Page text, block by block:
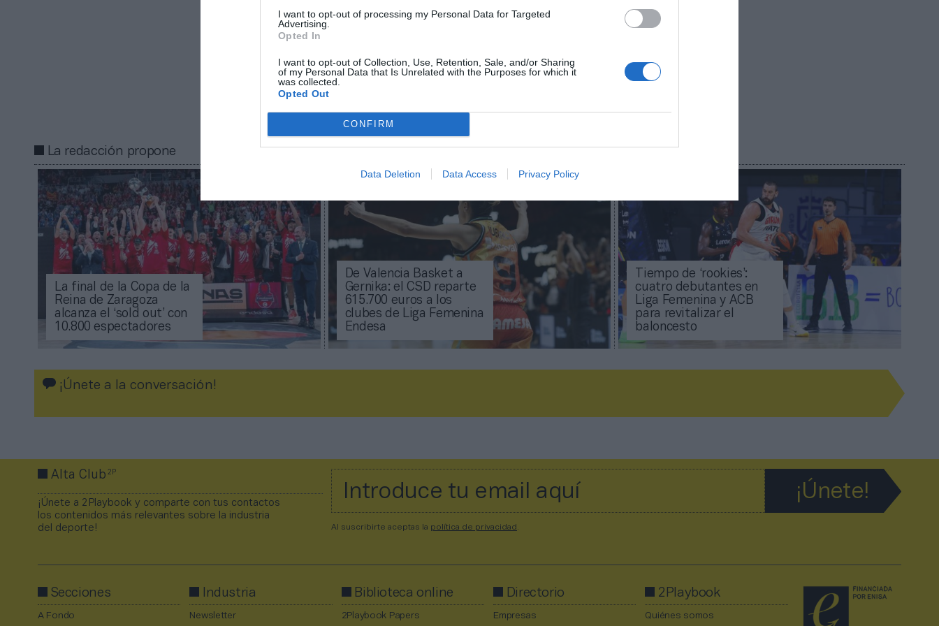
I want to opt-out of processing my Personal Data for Targeted
Advertising.
Opted In
I want to opt-out of Collection, Use, Retention, Sale, and/or Sharing
of my Personal Data that Is Unrelated with the Purposes for which it
was collected.
Opted Out
CONFIRM
Data Deletion Data Access Privacy Policy
Añadir2Playbook
gratuita
Compartir
La redacción propone
La final de la Copa de la
Reina de Zaragoza
alcanza el ‘sold out’ con
10.800 espectadores
De Valencia Basket a
Gernika: el CSD reparte
615.700 euros a los
clubes de Liga Femenina
Endesa
Tiempo de ‘rookies’:
cuatro debutantes en
Liga Femenina y ACB
para revitalizar el
baloncesto
¡Únete a la conversación!
Alta Club2P
¡Únete a 2Playbook y comparte con tus contactos
los contenidos más relevantes sobre la industria
del deporte!
Al suscribirte aceptas la política de privacidad
Secciones
A Fondo
Industria
Newsletter
Biblioteca online
2Playbook Papers
Directorio
Empresas
2Playbook
Quiénes somos